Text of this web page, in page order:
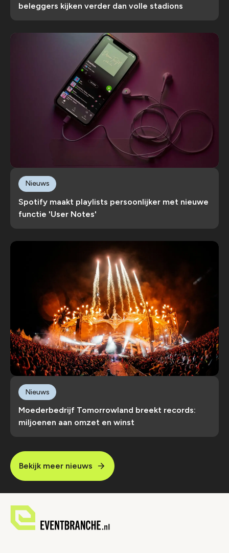
beleggers kijken verder dan volle stadions
Spotify maakt playlists persoonlijker met nieuwe
functie 'User Notes'
Nieuws
Moederbedrijf Tomorrowland breekt records:
miljoenen aan omzet en winst
Nieuws
Bekijk meer nieuws